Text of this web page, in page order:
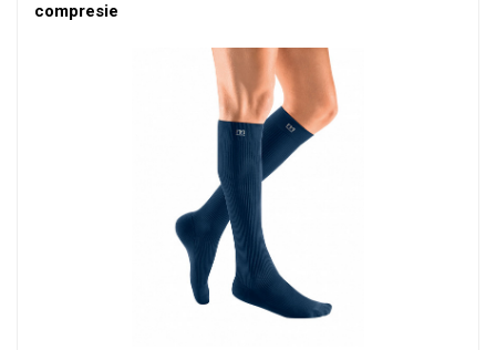
compresie